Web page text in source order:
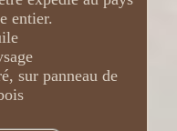
entier.
sur panneau de